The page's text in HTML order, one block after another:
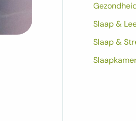
Slaap &
Slaap &